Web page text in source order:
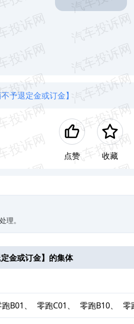
予退定金或订金】
点赞 收藏
理。
金或订金】的集体
B01、 零跑C01、 零跑B10、 零